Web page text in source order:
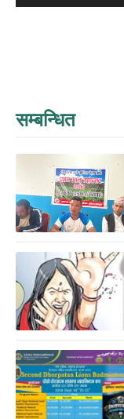
सम्बन्धित